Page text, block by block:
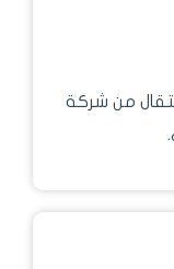
من شركة